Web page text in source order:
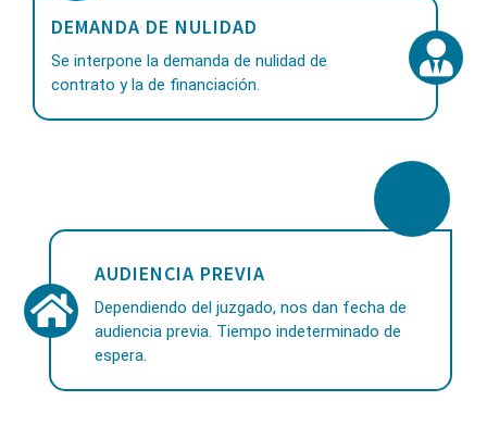
DEMANDA DE NULIDAD
Se interpone la demanda de nulidad de
contrato y la de financiación.
AUDIENCIA PREVIA
Dependiendo del juzgado, nos dan fecha de
audiencia previa. Tiempo indeterminado de
espera.